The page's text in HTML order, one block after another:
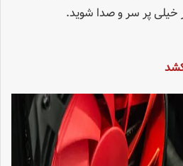
خیلی پر سر و صدا شوید.